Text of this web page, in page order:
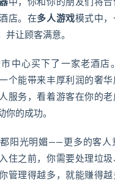
中，你和你的朋友们将
店。在多人游戏模式中，
并让顾客满意。
中心买下了一家老酒店
个能带来丰厚利润的奢
服务，看着游客在你的
你的成功。
阳光明媚——更多的客人
住之前，你需要处理垃圾
管理得越多，就能赚得